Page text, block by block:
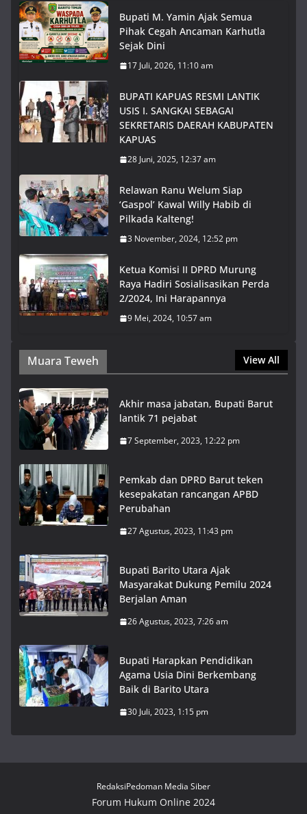
Bupati M. Yamin Ajak Semua
Pihak Cegah Ancaman Karhutla
Sejak Dini
17 Juli, 2026, 11:10 am
BUPATI KAPUAS RESMI LANTIK
USIS I. SANGKAI SEBAGAI
SEKRETARIS DAERAH KABUPATEN
KAPUAS
28 Juni, 2025, 12:37 am
Relawan Ranu Welum Siap
‘Gaspol’ Kawal Willy Habib di
Pilkada Kalteng!
3 November, 2024, 12:52 pm
Ketua Komisi II DPRD Murung
Raya Hadiri Sosialisasikan Perda
2/2024, Ini Harapannya
9 Mei, 2024, 10:57 am
Muara Teweh View All
Akhir masa jabatan, Bupati Barut
lantik 71 pejabat
7 September, 2023, 12:22 pm
Pemkab dan DPRD Barut teken
kesepakatan rancangan APBD
Perubahan
27 Agustus, 2023, 11:43 pm
Bupati Barito Utara Ajak
Masyarakat Dukung Pemilu 2024
Berjalan Aman
26 Agustus, 2023, 7:26 am
Bupati Harapkan Pendidikan
Agama Usia Dini Berkembang
Baik di Barito Utara
30 Juli, 2023, 1:15 pm
RedaksiPedoman Media Siber
Forum Hukum Online 2024